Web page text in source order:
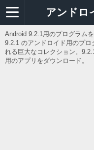
アンドロ
Android 9.2.1用のプログラム
9.2.1 のアンドロイド用のプ
れる巨大なコレクション。
用のアプリをダウンロード。